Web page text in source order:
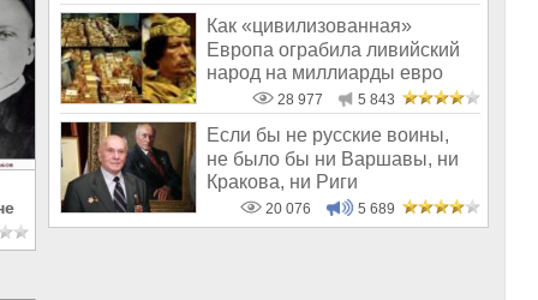
Как «цивилизованная»
Европа ограбила ливийский
народ на миллиарды евро
28 977 5 843
Если бы не русские воины,
не было бы ни Варшавы, ни
Кракова, ни Риги
20 076 5 689